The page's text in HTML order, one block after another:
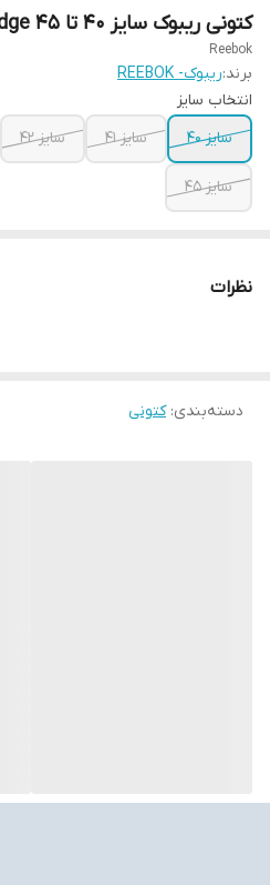
کتونی ریبوک سایز ۴۰ تا ۴۵ Reebok Zig Kinetica Edge
Reebok
برند:ریبوک- REEBOK
انتخاب سایز
سایز ۴۰
سایز ۴۱ سایز ۴۲
سایز ۴۵
نظرات
دسته‌بندی:کتونی